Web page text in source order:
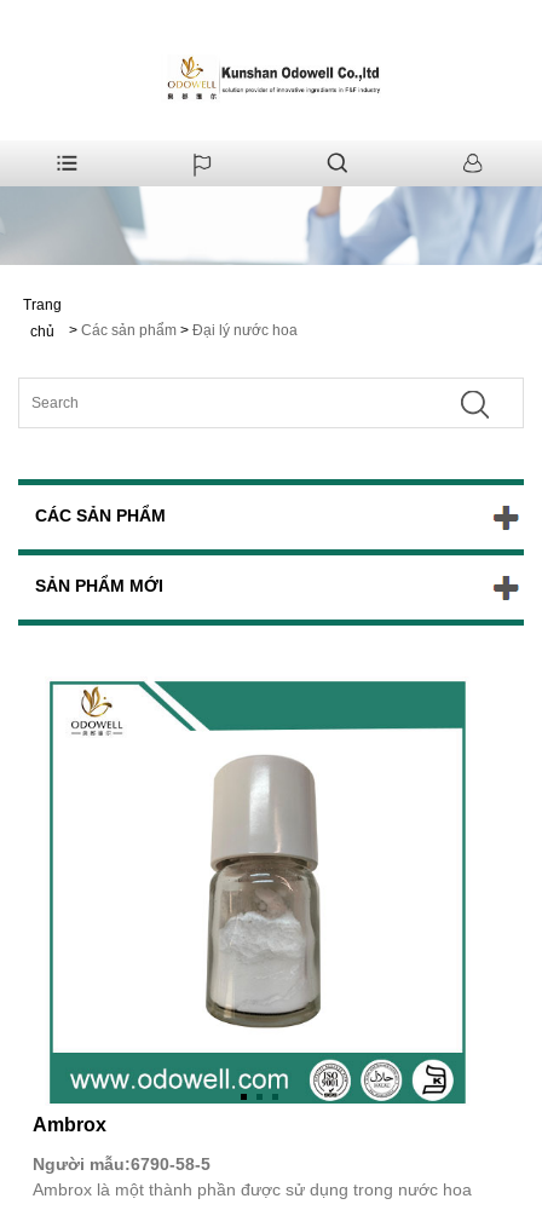
Trang
chủ
> Các sản phẩm > Đại lý nước hoa
CÁC SẢN PHẨM
SẢN PHẨM MỚI
Ambrox
Người mẫu:6790-58-5
Ambrox là một thành phần được sử dụng trong nước hoa